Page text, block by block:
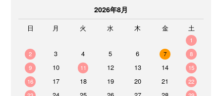
2026年8月
日 月 火 水 木 金 土
1
2
3 4 5 6 7
8
9
10 11 12 13 14
15
16
17 18 19 20 21
22